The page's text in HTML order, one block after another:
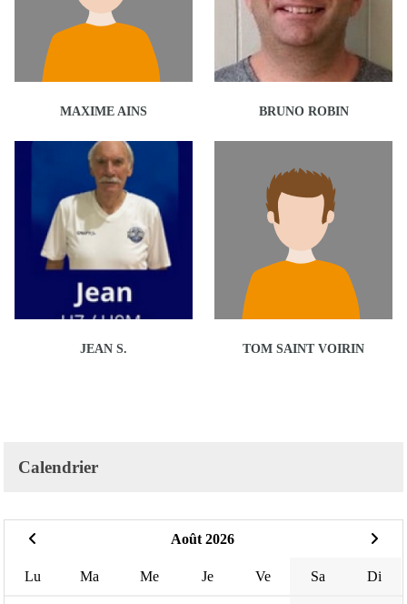
MAXIME AINS BRUNO ROBIN
JEAN S. TOM SAINT VOIRIN
Calendrier
Août 2026
Lu Ma Me Je Ve Sa Di